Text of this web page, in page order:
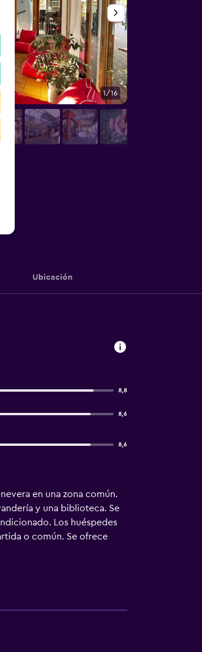
1/16
Ubicación
8,8
8,6
8,6
en una zona común.
y una biblioteca. Se
Los huéspedes
o común. Se ofrece
forma limitada. Los
de ocio y